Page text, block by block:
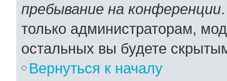
пребывание на конференции
только администраторам,
остальных вы будете
Вернуться к началу